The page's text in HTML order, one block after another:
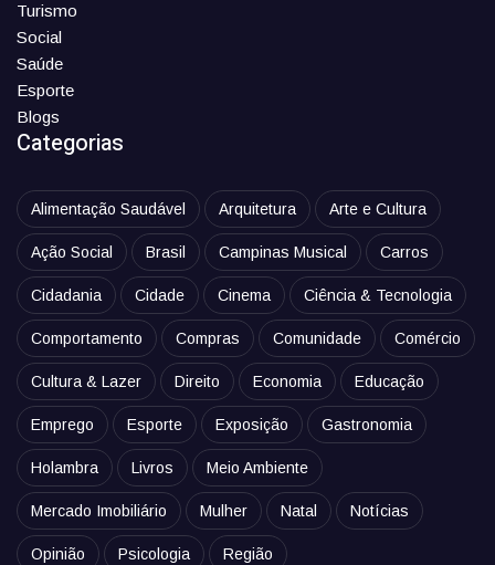
Turismo
Social
Saúde
Esporte
Blogs
Categorias
Alimentação Saudável Arquitetura Arte e Cultura
Ação Social Brasil Campinas Musical Carros
Cidadania Cidade Cinema Ciência & Tecnologia
Comportamento Compras Comunidade Comércio
Cultura & Lazer Direito Economia Educação
Emprego Esporte Exposição Gastronomia
Holambra Livros Meio Ambiente
Mercado Imobiliário Mulher Natal Notícias
Opinião Psicologia Região